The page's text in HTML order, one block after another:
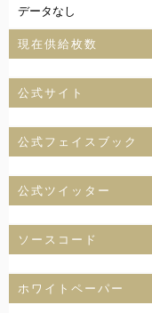
データなし
現在供給枚数
公式サイト
公式フェイスブック
公式ツイッター
ソースコード
ホワイトペーパー